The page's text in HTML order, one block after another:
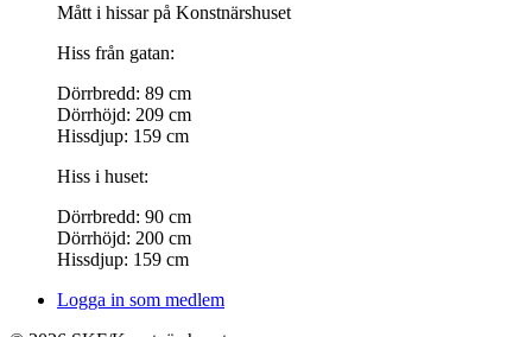
Mått i hissar på Konstnärshuset
Hiss från gatan:
Dörrbredd: 89 cm
Dörrhöjd: 209 cm
Hissdjup: 159 cm
Hiss i huset:
Dörrbredd: 90 cm
Dörrhöjd: 200 cm
Hissdjup: 159 cm
Logga in som medlem